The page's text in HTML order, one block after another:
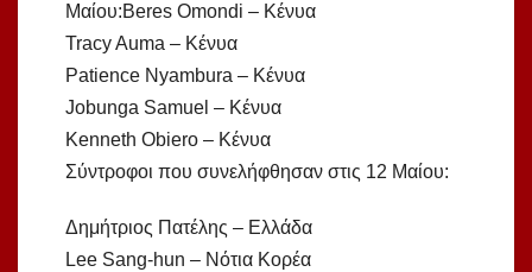
Μαίου:Beres Omondi – Κένυα
Tracy Auma – Κένυα
Patience Nyambura – Κένυα
Jobunga Samuel – Κένυα
Kenneth Obiero – Κένυα
Σύντροφοι που συνελήφθησαν στις 12 Μαίου:
Δημήτριος Πατέλης – Ελλάδα
Lee Sang-hun – Νότια Κορέα